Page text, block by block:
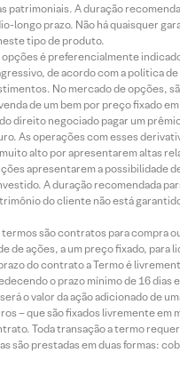
patrimoniais. A duração
longo prazo. Não há quaisquer
tipo de produto.
é preferencialmente
de acordo com a política
No mercado de opções,
de um bem por preço fixado
direito negociado pagar um
As operações com esses
alto por apresentarem altas
apresentarem a possibilidade
A duração recomendada
do cliente não está
são contratos para compra
de ações, a um preço fixado, para
do contrato a Termo é
o prazo mínimo de 16 dias
o valor da ação adicionado de
– que são fixados livremente em
Toda transação a termo
são prestadas em duas formas: